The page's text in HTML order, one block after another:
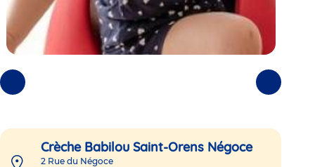
Photos
précédentes
Photos
suivantes
Crèche Babilou Saint-Orens Négoce
2 Rue du Négoce